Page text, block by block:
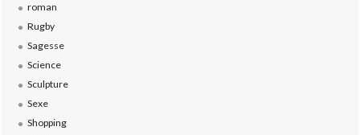
roman
Rugby
Sagesse
Science
Sculpture
Sexe
Shopping